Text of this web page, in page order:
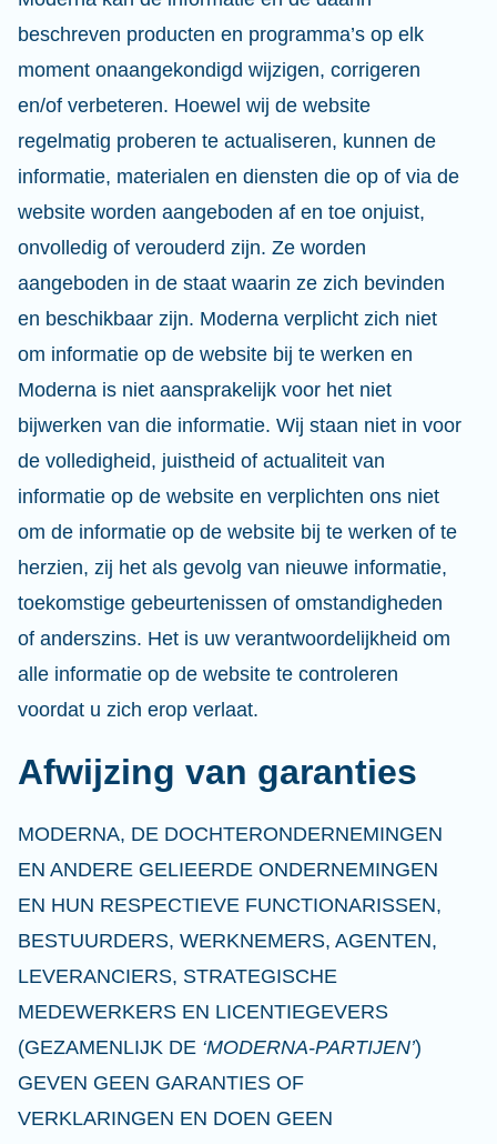
beschreven producten en programma’s op elk
moment onaangekondigd wijzigen, corrigeren
en/of verbeteren. Hoewel wij de website
regelmatig proberen te actualiseren, kunnen de
informatie, materialen en diensten die op of via de
website worden aangeboden af en toe onjuist,
onvolledig of verouderd zijn. Ze worden
aangeboden in de staat waarin ze zich bevinden
en beschikbaar zijn. Moderna verplicht zich niet
om informatie op de website bij te werken en
Moderna is niet aansprakelijk voor het niet
bijwerken van die informatie. Wij staan niet in voor
de volledigheid, juistheid of actualiteit van
informatie op de website en verplichten ons niet
om de informatie op de website bij te werken of te
herzien, zij het als gevolg van nieuwe informatie,
toekomstige gebeurtenissen of omstandigheden
of anderszins. Het is uw verantwoordelijkheid om
alle informatie op de website te controleren
voordat u zich erop verlaat.
Afwijzing van garanties
MODERNA, DE DOCHTERONDERNEMINGEN
EN ANDERE GELIEERDE ONDERNEMINGEN
EN HUN RESPECTIEVE FUNCTIONARISSEN,
BESTUURDERS, WERKNEMERS, AGENTEN,
LEVERANCIERS, STRATEGISCHE
MEDEWERKERS EN LICENTIEGEVERS
(GEZAMENLIJK DE ‘MODERNA-PARTIJEN’)
GEVEN GEEN GARANTIES OF
VERKLARINGEN EN DOEN GEEN